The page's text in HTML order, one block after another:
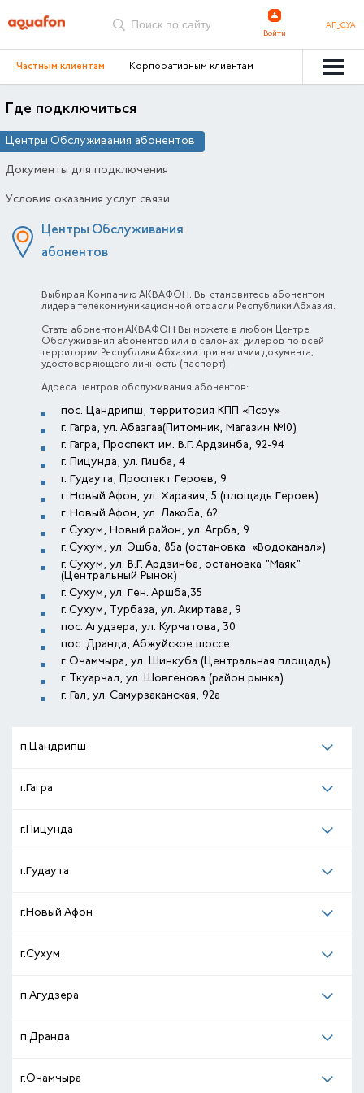
Войти
АҦСУА
Частным клиентам Корпоративным клиентам
Где подключиться
Центры Обслуживания абонентов
Документы для подключения
Условия оказания услуг связи
Центры Обслуживания
абонентов
Выбирая Компанию АКВАФОН, Вы становитесь абонентом
лидера телекоммуникационной отрасли Республики Абхазия.
Стать абонентом АКВАФОН Вы можете в любом Центре
Обслуживания абонентов или в салонах дилеров по всей
территории Республики Абхазии при наличии документа,
удостоверяющего личность (паспорт).
Адреса центров обслуживания абонентов:
пос. Цандрипш, территория КПП «Псоу»
г. Гагра, ул. Абазгаа(Питомник, Магазин №10)
г. Гагра, Проспект им. В.Г. Ардзинба, 92-94
г. Пицунда, ул. Гицба, 4
г. Гудаута, Проспект Героев, 9
г. Новый Афон, ул. Харазия, 5 (площадь Героев)
г. Новый Афон, ул. Лакоба, 62
г. Сухум, Новый район, ул. Агрба, 9
г. Сухум, ул. Эшба, 85а (остановка «Водоканал»)
г. Сухум, ул. В.Г. Ардзинба, остановка "Маяк"
(Центральный Рынок)
г. Сухум, ул. Ген. Аршба,35
г. Сухум, Турбаза, ул. Акиртава, 9
пос. Агудзера, ул. Курчатова, 30
пос. Дранда, Абжуйское шоссе
г. Очамчыра, ул. Шинкуба (Центральная площадь)
г. Ткуарчал, ул. Шовгенова (район рынка)
г. Гал, ул. Самурзаканская, 92а
п.Цандрипш
г.Гагра
г.Пицунда
г.Гудаута
г.Новый Афон
г.Сухум
п.Агудзера
п.Дранда
г.Очамчыра